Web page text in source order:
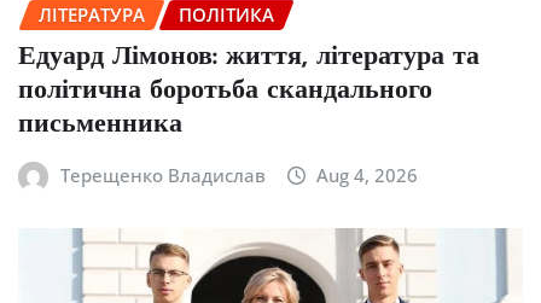
ЛІТЕРАТУРА ПОЛІТИКА
Едуард Лімонов: життя, література та
політична боротьба скандального
письменника
Терещенко Владислав Aug 4, 2026